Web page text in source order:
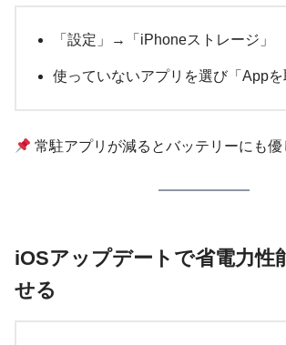
「設定」→「iPhoneストレージ」
使っていないアプリを選び「Appを
常駐アプリが減るとバッテリーにも優
iOSアップデートで省電力性
せる